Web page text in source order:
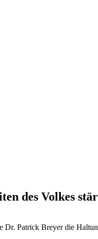
des Volkes
Dr. Patrick Breyer die